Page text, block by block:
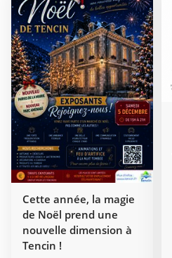
Cette année, la magie
de Noël prend une
nouvelle dimension à
Tencin !